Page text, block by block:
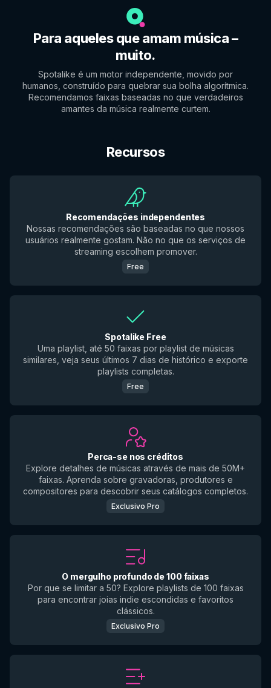
Para aqueles que amam música –
muito.
Spotalike é um motor independente, movido por
humanos, construído para quebrar sua bolha algorítmica.
Recomendamos faixas baseadas no que verdadeiros
amantes da música realmente curtem.
Recursos
Recomendações independentes
Nossas recomendações são baseadas no que nossos
usuários realmente gostam. Não no que os serviços de
streaming escolhem promover.
Free
Spotalike Free
Uma playlist, até 50 faixas por playlist de músicas
similares, veja seus últimos 7 dias de histórico e exporte
playlists completas.
Free
Perca-se nos créditos
Explore detalhes de músicas através de mais de 50M+
faixas. Aprenda sobre gravadoras, produtores e
compositores para descobrir seus catálogos completos.
Exclusivo Pro
O mergulho profundo de 100 faixas
Por que se limitar a 50? Explore playlists de 100 faixas
para encontrar joias indie escondidas e favoritos
clássicos.
Exclusivo Pro